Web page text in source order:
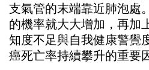
支氣管的末端靠近肺泡處
的機率就大大增加，再加
知度不足與自我健康警覺
癌死亡率持續攀升的重要